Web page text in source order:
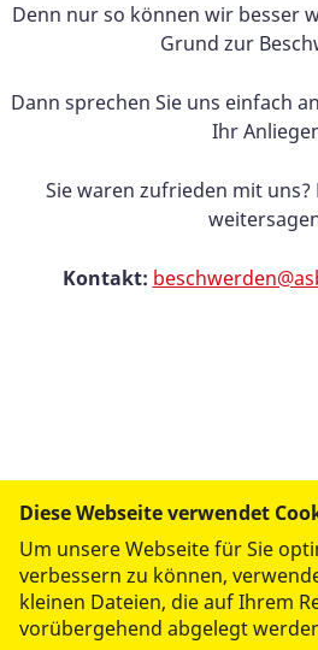
Denn nur so können wir besser
Grund zur
Dann sprechen Sie uns einfach
Ihr
Sie waren zufrieden mit
Kontakt:
Diese Webseite verwendet
Um unsere Webseite für Sie
verbessern zu können,
kleinen Dateien, die auf Ihrem
vorübergehend abgelegt